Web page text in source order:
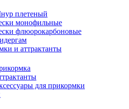
плетеный
монофильные
флюорокарбоновые
и аттрактанты
для прикормки